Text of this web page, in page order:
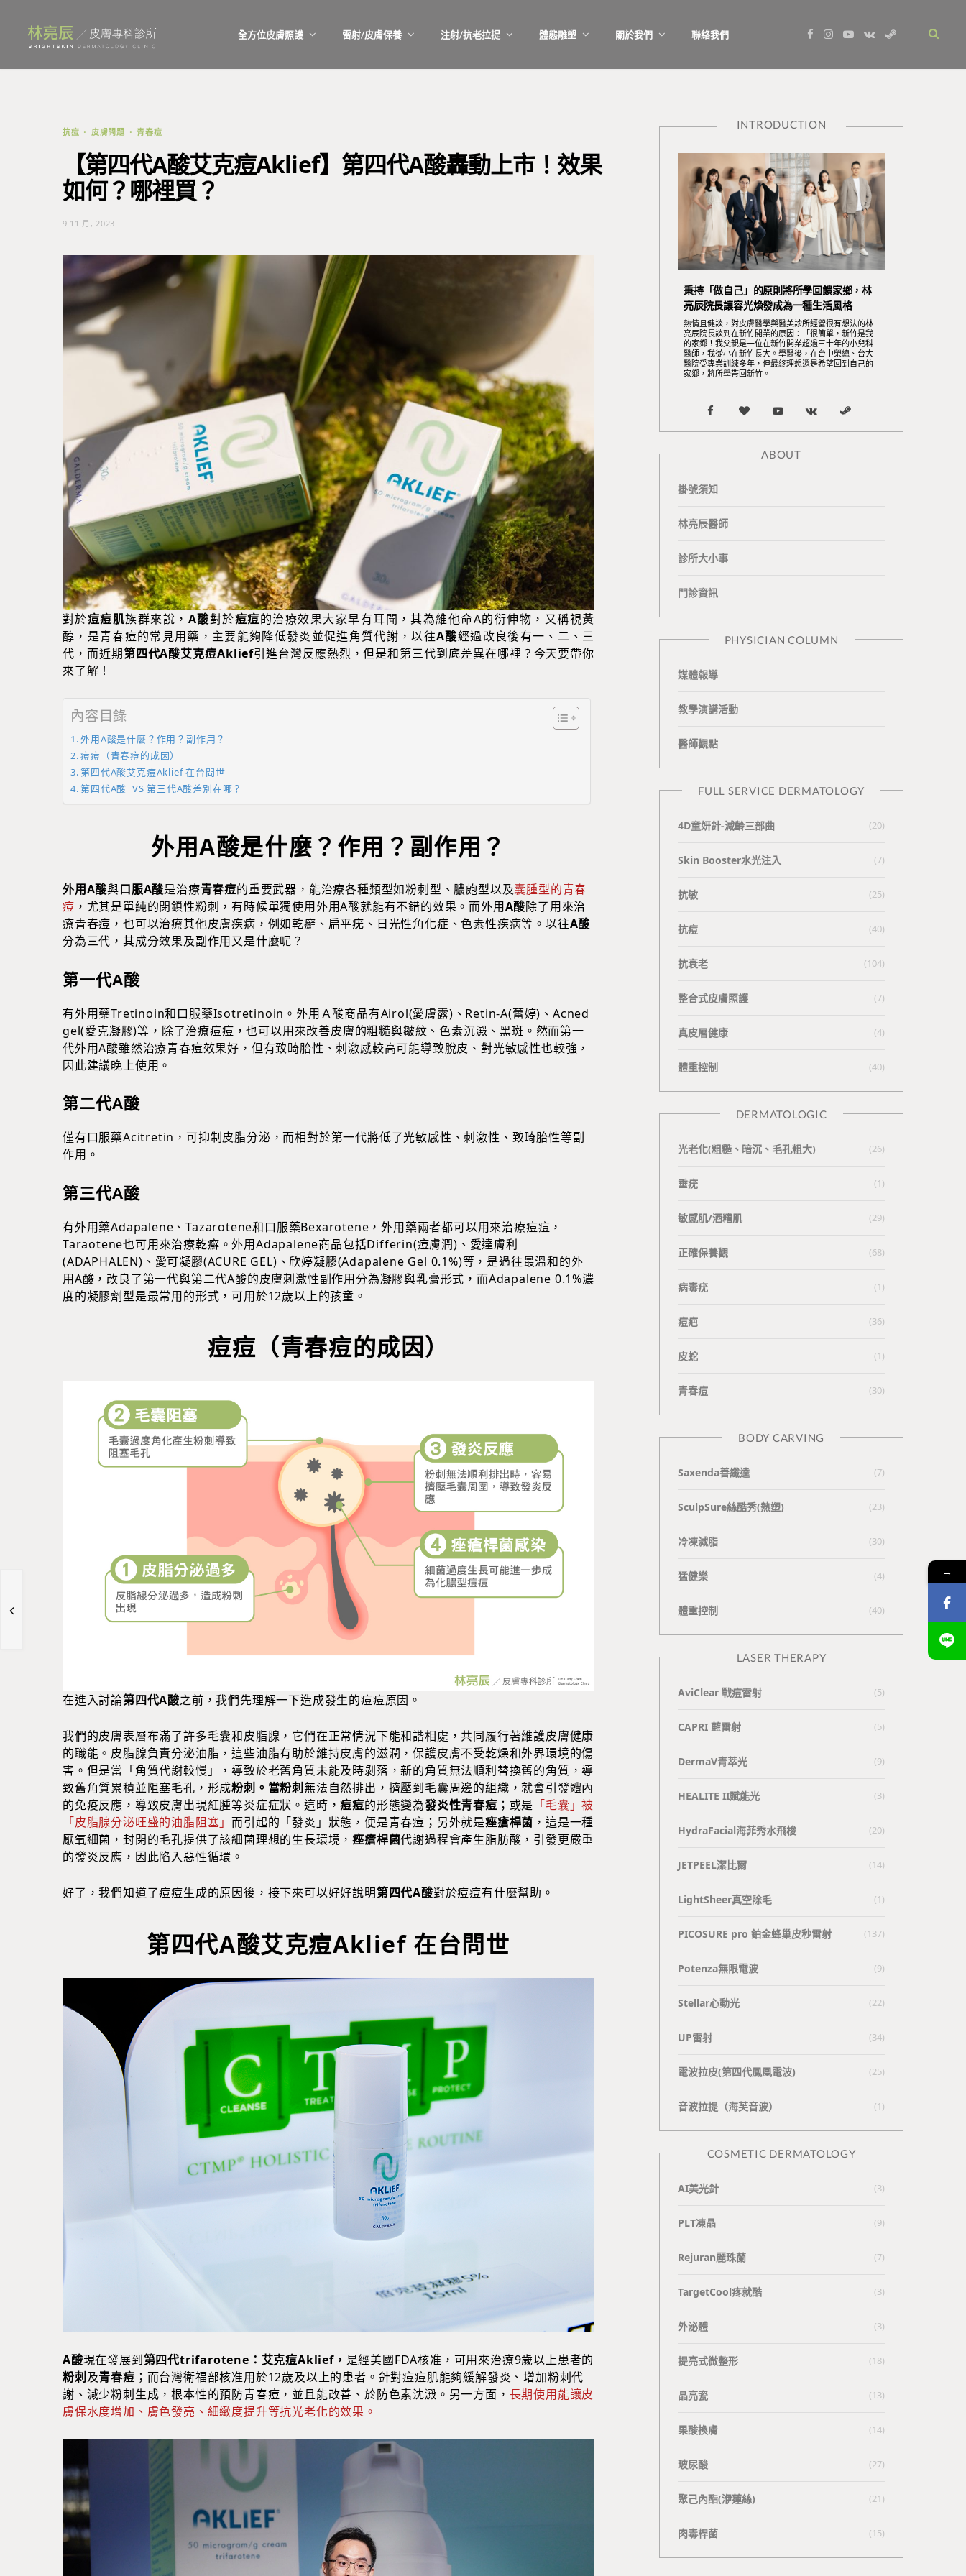
全方位皮膚照護 雷射/皮膚保養 注射/抗老拉提 體態雕塑 關於我們 聯絡我們
I
Y
V
S
抗痘 皮膚問題 青春痘
【第四代A酸艾克痘Aklief】第四代A酸轟動上市！效果
如何？哪裡買？
9 11 月, 2023
對於痘痘肌族群來說， A酸對於痘痘的治療效果大家早有耳聞，其為維他命A的衍伸物，又稱視黃
醇，是青春痘的常見用藥，主要能夠降低發炎並促進角質代謝，以往A酸經過改良後有一、二、三
代，而近期第四代A酸艾克痘Aklief引進台灣反應熱烈，但是和第三代到底差異在哪裡？今天要帶你
來了解！
內容目錄
外用A酸是什麼？作用？副作用？
痘痘（青春痘的成因）
第四代A酸艾克痘Aklief 在台問世
第四代A酸 VS 第三代A酸差別在哪？
外用A酸是什麼？作用？副作用？
外用A酸與口服A酸是治療青春痘的重要武器，能治療各種類型如粉刺型、膿皰型以及囊腫型的青春
痘 ，尤其是單純的閉鎖性粉刺，有時候單獨使用外用A酸就能有不錯的效果。而外用A酸除了用來治
療青春痘，也可以治療其他皮膚疾病，例如乾癬、扁平疣、日光性角化症、色素性疾病等。以往A酸
分為三代，其成分效果及副作用又是什麼呢？
第一代A酸
有外用藥Tretinoin和口服藥Isotretinoin。外用Ａ酸商品有Airol(愛膚露)、Retin-A(蕾婷)、Acned
gel(愛克凝膠)等，除了治療痘痘，也可以用來改善皮膚的粗糙與皺紋、色素沉澱、黑斑。然而第一
代外用A酸雖然治療青春痘效果好，但有致畸胎性、刺激感較高可能導致脫皮、對光敏感性也較強，
因此建議晚上使用。
第二代A酸
僅有口服藥Acitretin，可抑制皮脂分泌，而相對於第一代將低了光敏感性、刺激性、致畸胎性等副
作用。
第三代A酸
有外用藥Adapalene、Tazarotene和口服藥Bexarotene，外用藥兩者都可以用來治療痘痘，
Taraotene也可用來治療乾癬。外用Adapalene商品包括Differin(痘膚潤)、愛達膚利
(ADAPHALEN)、愛可凝膠(ACURE GEL)、欣婷凝膠(Adapalene Gel 0.1%)等，是過往最溫和的外
用A酸，改良了第一代與第二代A酸的皮膚刺激性副作用分為凝膠與乳膏形式，而Adapalene 0.1%濃
度的凝膠劑型是最常用的形式，可用於12歲以上的孩童。
痘痘（青春痘的成因）
在進入討論第四代A酸之前，我們先理解一下造成發生的痘痘原因。
我們的皮膚表層布滿了許多毛囊和皮脂腺，它們在正常情況下能和諧相處，共同履行著維護皮膚健康
的職能。皮脂腺負責分泌油脂，這些油脂有助於維持皮膚的滋潤，保護皮膚不受乾燥和外界環境的傷
害。但是當「角質代謝較慢」，導致於老舊角質未能及時剝落，新的角質無法順利替換舊的角質，導
致舊角質累積並阻塞毛孔，形成粉刺。當粉刺無法自然排出，擠壓到毛囊周邊的組織，就會引發體內
的免疫反應，導致皮膚出現紅腫等炎症症狀。這時，痘痘的形態變為發炎性青春痘 ；或是 「毛囊」被
「皮脂腺分泌旺盛的油脂阻塞」而引起的「發炎」狀態，便是青春痘；另外就是痤瘡桿菌 ，這是一種
厭氧細菌，封閉的毛孔提供了該細菌理想的生長環境，痤瘡桿菌代謝過程會產生脂肪酸，引發更嚴重
的發炎反應，因此陷入惡性循環。
好了，我們知道了痘痘生成的原因後，接下來可以好好說明第四代A酸對於痘痘有什麼幫助。
第四代A酸艾克痘Aklief 在台問世
A酸現在發展到第四代trifarotene：艾克痘Aklief， 是經美國FDA核准，可用來治療9歲以上患者的
粉刺及青春痘 ；而台灣衛福部核准用於12歲及以上的患者。針對痘痘肌能夠緩解發炎、增加粉刺代
謝、減少粉刺生成，根本性的預防青春痘，並且能改善、於防色素沈澱。另一方面， 長期使用能讓皮
膚保水度增加、膚色發亮、細緻度提升等抗光老化的效果。
INTRODUCTION
秉持「做自己」的原則將所學回饋家鄉，林
亮辰院長讓容光煥發成為一種生活風格
熱情且健談，對皮膚醫學與醫美診所經營很有想法的林
亮辰院長談到在新竹開業的原因：「很簡單，新竹是我
的家鄉！我父親是一位在新竹開業超過三十年的小兒科
醫師，我從小在新竹長大。學醫後，在台中榮總、台大
醫院受專業訓練多年，但最終理想還是希望回到自己的
家鄉，將所學帶回新竹。」
F
a
e
b
k
B
l
n
Y
o
u
V
K
e
S
t
ABOUT
掛號須知
林亮辰醫師
診所大小事
門診資訊
PHYSICIAN COLUMN
媒體報導
教學演講活動
醫師觀點
FULL SERVICE DERMATOLOGY
4D童妍針-減齡三部曲 (20)
Skin Booster水光注入 (7)
抗敏 (25)
抗痘 (40)
抗衰老 (104)
整合式皮膚照護 (7)
真皮層健康 (4)
體重控制 (40)
DERMATOLOGIC
光老化(粗糙、暗沉、毛孔粗大) (26)
垂疣 (1)
敏感肌/酒糟肌 (29)
正確保養觀 (68)
病毒疣 (1)
痘疤 (36)
皮蛇 (1)
青春痘 (30)
BODY CARVING
Saxenda善纖達 (7)
SculpSure絲酷秀(熱塑) (23)
冷凍減脂 (30)
猛健樂 (4)
體重控制 (40)
LASER THERAPY
AviClear 戰痘雷射 (5)
CAPRI 藍雷射 (5)
DermaV青萃光 (9)
HEALITE II賦能光 (3)
HydraFacial海菲秀水飛梭 (20)
JETPEEL潔比爾 (14)
LightSheer真空除毛 (1)
PICOSURE pro 鉑金蜂巢皮秒雷射 (137)
Potenza無限電波 (9)
Stellar心動光 (22)
UP雷射 (34)
電波拉皮(第四代鳳凰電波) (25)
⾳波拉提（海芙⾳波） (1)
COSMETIC DERMATOLOGY
AI美光針 (3)
PLT凍晶 (9)
Rejuran麗珠蘭 (7)
TargetCool疼就酷 (3)
外泌體 (3)
提亮式微整形 (18)
晶亮瓷 (13)
果酸換膚 (14)
玻尿酸 (27)
聚己內酯(洢蓮絲) (21)
肉毒桿菌 (15)
→